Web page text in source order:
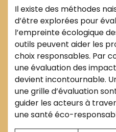
Il existe des méthodes
d’être explorées pour
l’empreinte écologique
outils peuvent aider les
choix responsables. Par
une évaluation des
devient incontournable.
une grille d’évaluation
guider les acteurs à
une santé éco-